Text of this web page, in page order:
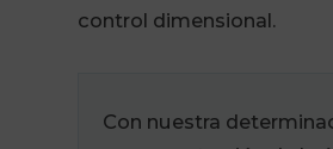
control dimensional.
Con nuestra